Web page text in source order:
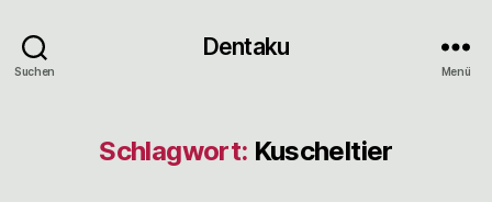
Suchen
Dentaku
Menü
Schlagwort: Kuscheltier